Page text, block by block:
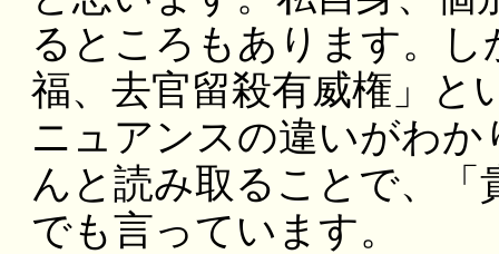
るところもあります。
福、去官留殺有威権」と
ニュアンスの違いがわ
んと読み取ることで、
でも言っています。